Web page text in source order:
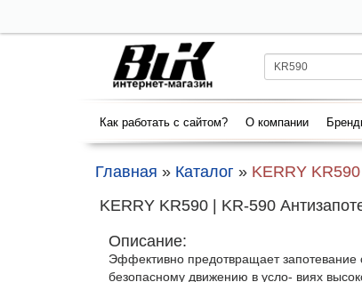
Как работать с сайтом? О компании
Главная » Каталог » KERRY KR590
KERRY KR590 | KR-590
Описание:
Эффективно предотвращает запотевание
безопасному движению в усло- виях